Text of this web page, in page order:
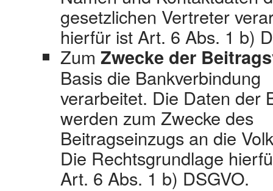
gesetzlichen Vertreter
hierfür ist Art. 6 Abs. 1 b)
Zum Zwecke der
Basis die Bankverbindung
verarbeitet. Die Daten der
werden zum Zwecke des
Beitragseinzugs an die
Die Rechtsgrundlage
Art. 6 Abs. 1 b) DSGVO.